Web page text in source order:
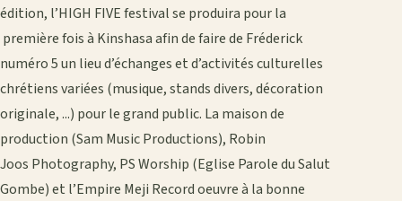
édition, l’HIGH FIVE festival se produira pour la
première fois à Kinshasa afin de faire de Fréderick
numéro 5 un lieu d’échanges et d’activités culturelles
chrétiens variées (musique, stands divers, décoration
originale, ...) pour le grand public. La maison de
production (Sam Music Productions), Robin
Joos Photography, PS Worship (Eglise Parole du Salut
Gombe) et l’Empire Meji Record oeuvre à la bonne